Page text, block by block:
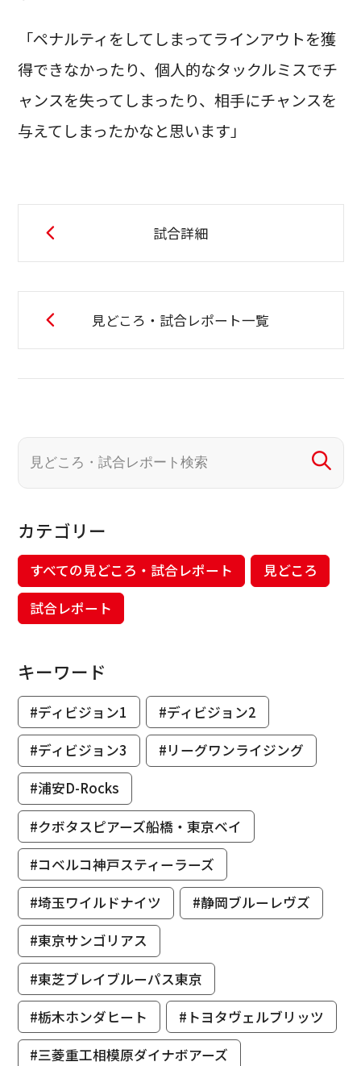
「ペナルティをしてしまってラインアウトを獲
得できなかったり、個人的なタックルミスでチ
ャンスを失ってしまったり、相手にチャンスを
与えてしまったかなと思います」
試合詳細
見どころ・試合レポート一覧
カテゴリー
すべての見どころ・試合レポート
見どころ
試合レポート
キーワード
#ディビジョン1
#ディビジョン2
#ディビジョン3
#リーグワンライジング
#浦安D-Rocks
#クボタスピアーズ船橋・東京ベイ
#コベルコ神戸スティーラーズ
#埼玉ワイルドナイツ
#静岡ブルーレヴズ
#東京サンゴリアス
#東芝ブレイブルーパス東京
#栃木ホンダヒート
#トヨタヴェルブリッツ
#三菱重工相模原ダイナボアーズ